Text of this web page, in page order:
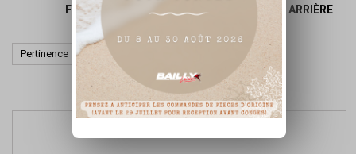
FREINAGE TRAIN AVANT ET ARRIÈRE
Pertinence
Affichage 1-1 de 1 article(s)